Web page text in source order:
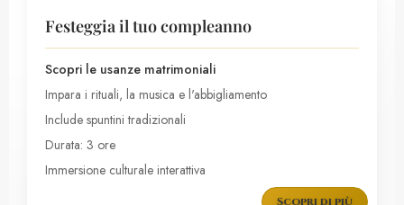
Festeggia il tuo compleanno
Scopri le usanze matrimoniali
Impara i rituali, la musica e l'abbigliamento
Include spuntini tradizionali
Durata: 3 ore
Immersione culturale interattiva
Scopri di più